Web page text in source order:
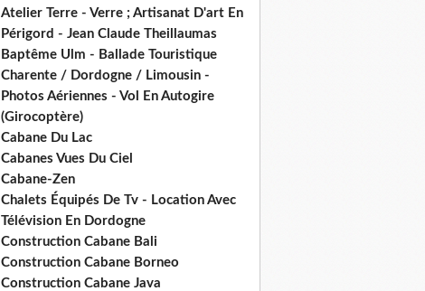
Atelier Terre - Verre ; Artisanat D'art En
Périgord - Jean Claude Theillaumas
Baptême Ulm - Ballade Touristique
Charente / Dordogne / Limousin -
Photos Aériennes - Vol En Autogire
(Girocoptère)
Cabane Du Lac
Cabanes Vues Du Ciel
Cabane-Zen
Chalets Équipés De Tv - Location Avec
Télévision En Dordogne
Construction Cabane Bali
Construction Cabane Borneo
Construction Cabane Java